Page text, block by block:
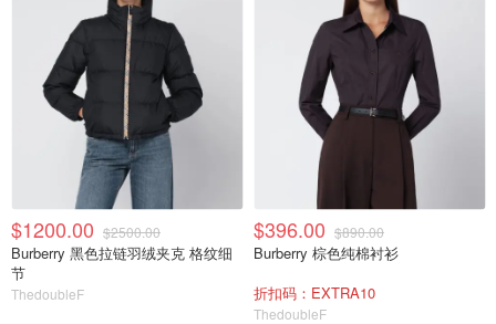
$1200.00 $2500.00
Burberry 黑色拉链羽绒夹克 格纹细
节
ThedoubleF
$396.00 $890.00
Burberry 棕色纯棉衬衫
折扣码：EXTRA10
ThedoubleF